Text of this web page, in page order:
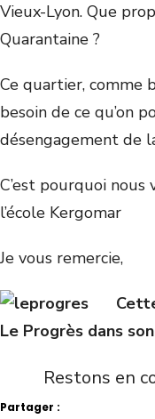
Vieux-Lyon. Que
Quarantaine ?
Ce quartier, comme
besoin de ce qu’on
désengagement de
C’est pourquoi
l’école Kergomar
Je vous remercie,
Le Progrès dans
Restons en
Partager :